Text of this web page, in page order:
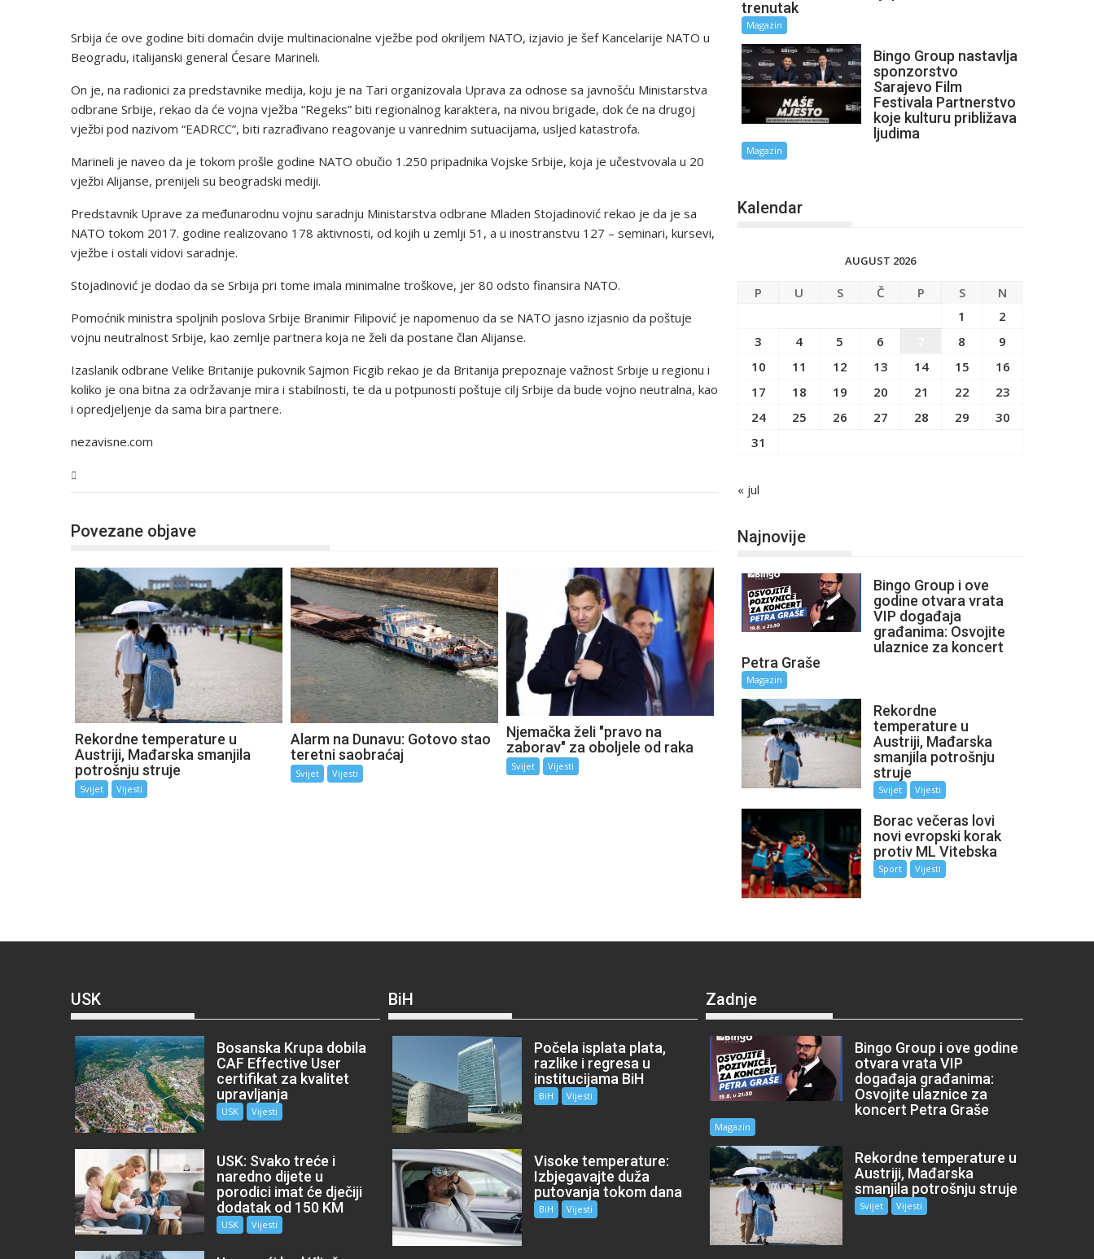
Srbija će ove godine biti domaćin dvije multinacionalne vježbe pod okriljem NATO, izjavio je šef Kancelarije NATO u
Beogradu, italijanski general Ćesare Marineli.
On je, na radionici za predstavnike medija, koju je na Tari organizovala Uprava za odnose sa javnošću Ministarstva
odbrane Srbije, rekao da će vojna vježba “Regeks” biti regionalnog karaktera, na nivou brigade, dok će na drugoj
vježbi pod nazivom “EADRCC”, biti razrađivano reagovanje u vanrednim sutuacijama, usljed katastrofa.
Marineli je naveo da je tokom prošle godine NATO obučio 1.250 pripadnika Vojske Srbije, koja je učestvovala u 20
vježbi Alijanse, prenijeli su beogradski mediji.
Predstavnik Uprave za međunarodnu vojnu saradnju Ministarstva odbrane Mladen Stojadinović rekao je da je sa
NATO tokom 2017. godine realizovano 178 aktivnosti, od kojih u zemlji 51, a u inostranstvu 127 – seminari, kursevi,
vježbe i ostali vidovi saradnje.
Stojadinović je dodao da se Srbija pri tome imala minimalne troškove, jer 80 odsto finansira NATO.
Pomoćnik ministra spoljnih poslova Srbije Branimir Filipović je napomenuo da se NATO jasno izjasnio da poštuje
vojnu neutralnost Srbije, kao zemlje partnera koja ne želi da postane član Alijanse.
Izaslanik odbrane Velike Britanije pukovnik Sajmon Ficgib rekao je da Britanija prepoznaje važnost Srbije u regionu i
koliko je ona bitna za održavanje mira i stabilnosti, te da u potpunosti poštuje cilj Srbije da bude vojno neutralna, kao
i opredjeljenje da sama bira partnere.
nezavisne.com
Povezane objave
Rekordne temperature u
Austriji, Mađarska smanjila
potrošnju struje
Svijet Vijesti
Alarm na Dunavu: Gotovo stao
teretni saobraćaj
Svijet Vijesti
Njemačka želi "pravo na
zaborav" za oboljele od raka
Svijet Vijesti
trenutak
Magazin
Bingo Group nastavlja
sponzorstvo
Sarajevo Film
Festivala Partnerstvo
koje kulturu približava
ljudima
Magazin
Kalendar
AUGUST 2026
P U S Č P S
N
1
2
3
4 5 6 8
9
10
11 12 13 14 15
16
17
18 19 20 21 22
23
24
25 26 27 28 29
30
31
« jul
Najnovije
Bingo Group i ove
godine otvara vrata
VIP događaja
građanima: Osvojite
ulaznice za koncert
Petra Graše
Magazin
Rekordne
temperature u
Austriji, Mađarska
smanjila potrošnju
struje
Svijet Vijesti
Borac večeras lovi
novi evropski korak
protiv ML Vitebska
Sport Vijesti
USK
Bosanska Krupa dobila
CAF Effective User
certifikat za kvalitet
upravljanja
USK Vijesti
USK: Svako treće i
naredno dijete u
porodici imat će dječiji
dodatak od 150 KM
USK Vijesti
BiH
Počela isplata plata,
razlike i regresa u
institucijama BiH
BiH Vijesti
Visoke temperature:
Izbjegavajte duža
putovanja tokom dana
BiH Vijesti
Zadnje
Bingo Group i ove godine
otvara vrata VIP
događaja građanima:
Osvojite ulaznice za
koncert Petra Graše
Magazin
Rekordne temperature u
Austriji, Mađarska
smanjila potrošnju struje
Svijet Vijesti